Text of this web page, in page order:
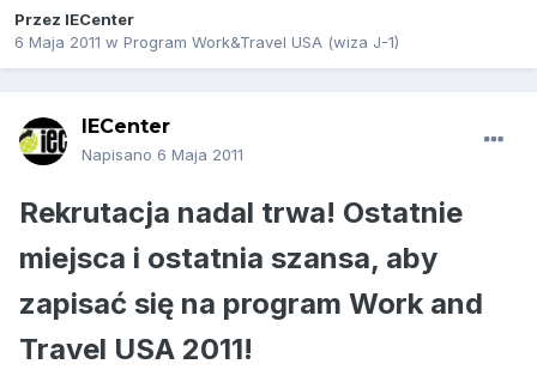
Przez IECenter
6 Maja 2011 w Program Work&Travel USA (wiza J-1)
IECenter
Napisano 6 Maja 2011
Rekrutacja nadal trwa! Ostatnie
miejsca i ostatnia szansa, aby
zapisać się na program Work and
Travel USA 2011!